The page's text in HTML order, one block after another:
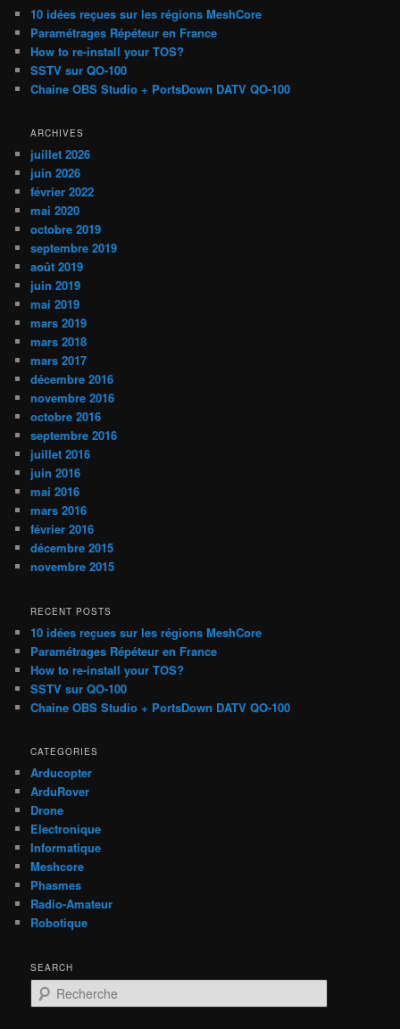
r
c
h
e
10 idées reçues sur les régions MeshCore
Paramétrages Répéteur en France
How to re-install your TOS?
SSTV sur QO-100
Chaine OBS Studio + PortsDown DATV QO-100
ARCHIVES
juillet 2026
juin 2026
février 2022
mai 2020
octobre 2019
septembre 2019
août 2019
juin 2019
mai 2019
mars 2019
mars 2018
mars 2017
décembre 2016
novembre 2016
octobre 2016
septembre 2016
juillet 2016
juin 2016
mai 2016
mars 2016
février 2016
décembre 2015
novembre 2015
RECENT POSTS
10 idées reçues sur les régions MeshCore
Paramétrages Répéteur en France
How to re-install your TOS?
SSTV sur QO-100
Chaine OBS Studio + PortsDown DATV QO-100
CATEGORIES
Arducopter
ArduRover
Drone
Electronique
Informatique
Meshcore
Phasmes
Radio-Amateur
Robotique
SEARCH
e